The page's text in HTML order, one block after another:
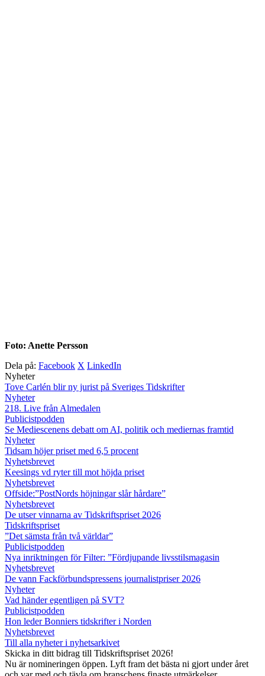
Foto: Anette Persson
Dela på: Facebook X LinkedIn
Nyheter
Tove Carlén blir ny jurist på Sveriges Tidskrifter
Nyheter
218. Live från Almedalen
Publicistpodden
Se Mediescenens debatt om AI, politik och mediernas framtid
Nyheter
Tidsam höjer priset med 6,5 procent
Nyhetsbrevet
Keesings vd ryter till mot höjda priset
Nyhetsbrevet
Offside:”PostNords höjningar slår hårdare”
Nyhetsbrevet
De utser vinnarna av Tidskriftspriset 2026
Tidskriftspriset
”Det sämsta från två världar”
Publicistpodden
Nya inriktningen för Filter: ”Fördjupande livsstilsmagasin
Nyhetsbrevet
De vann Fackförbundspressens journalistpriser 2026
Nyheter
Vad händer egentligen på SVT?
Publicistpodden
Hon leder Bonniers tidskrifter i Norden
Nyhetsbrevet
Till alla nyheter i nyhetsarkivet
Skicka in ditt bidrag till Tidskriftspriset 2026!
Nu är nomineringen öppen. Lyft fram det bästa ni gjort under året